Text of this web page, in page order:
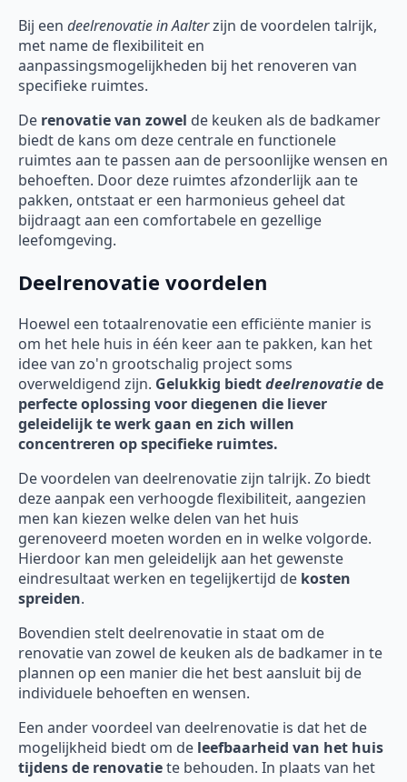
Bij een deelrenovatiein Aalterzijn de voordelen talrijk,
met name de flexibiliteit en
aanpassingsmogelijkheden bij het renoveren van
specifieke ruimtes.
De renovatie van zowel de keuken als de badkamer
biedt de kans om deze centrale en functionele
ruimtes aan te passen aan de persoonlijke wensen en
behoeften. Door deze ruimtes afzonderlijk aan te
pakken, ontstaat er een harmonieus geheel dat
bijdraagt aan een comfortabele en gezellige
leefomgeving.
Deelrenovatie voordelen
Hoewel een totaalrenovatie een efficiënte manier is
om het hele huis in één keer aan te pakken, kan het
idee van zo'n grootschalig project soms
overweldigend zijn. Gelukkig biedtdeelrenovatiede
perfecte oplossing voor diegenen die liever
geleidelijk te werk gaan en zich willen
concentreren op specifieke ruimtes.
De voordelen van deelrenovatie zijn talrijk. Zo biedt
deze aanpak een verhoogde flexibiliteit, aangezien
men kan kiezen welke delen van het huis
gerenoveerd moeten worden en in welke volgorde.
Hierdoor kan men geleidelijk aan het gewenste
eindresultaat werken en tegelijkertijd de kosten
spreiden.
Bovendien stelt deelrenovatie in staat om de
renovatie van zowel de keuken als de badkamer in te
plannen op een manier die het best aansluit bij de
individuele behoeften en wensen.
Een ander voordeel van deelrenovatie is dat het de
mogelijkheid biedt om de leefbaarheid van het huis
tijdens de renovatiete behouden. In plaats van het